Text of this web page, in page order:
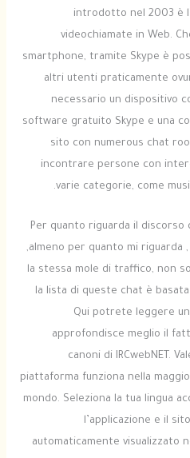
introdotto nel 2003 è
videochiamate in Web.
smartphone, tramite Skype è
altri utenti praticamente
necessario un dispositivo
software gratuito Skype e una
sito con numerous chat
incontrare persone con
varie categorie, come
Per quanto riguarda il discorso
,almeno per quanto mi riguarda
la stessa mole di traffico, non
la lista di queste chat è basata
Qui potrete leggere
approfondisce meglio il
canoni di IRCwebNET.
piattaforma funziona nella
mondo. Seleziona la tua lingua
l’applicazione e il sito
automaticamente visualizzato